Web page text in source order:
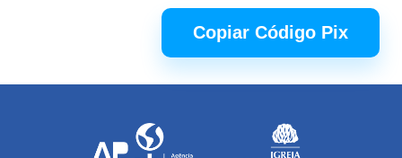
Copiar Código Pix